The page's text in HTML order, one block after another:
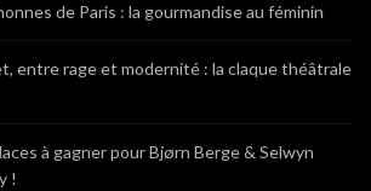
de Paris : la gourmandise au féminin
entre rage et modernité : la claque théâtrale
à gagner pour Bjørn Berge & Selwyn
!